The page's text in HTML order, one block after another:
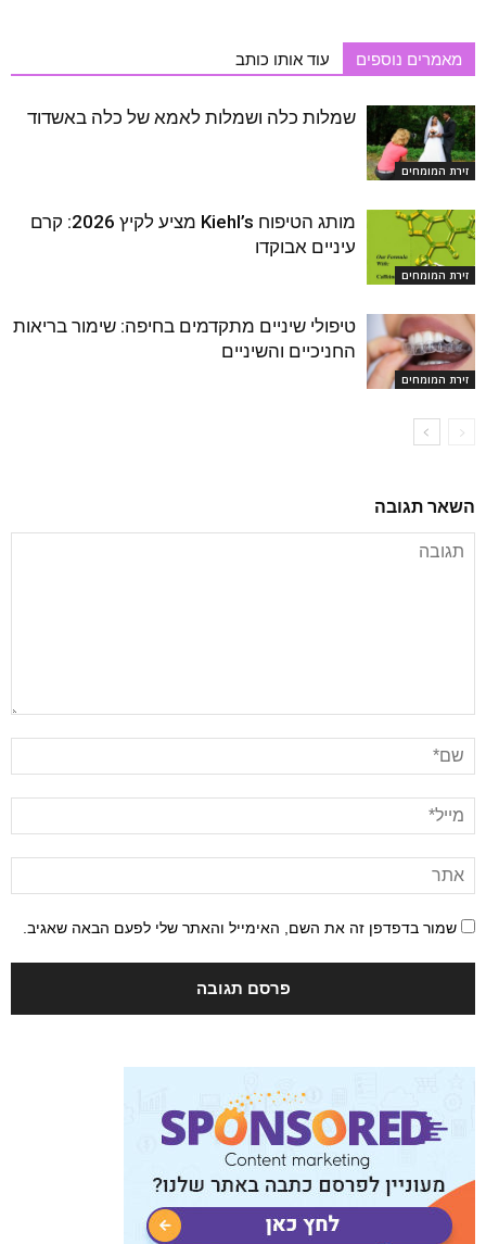
מאמרים נוספים עוד אותו כותב
זירת המומחים
שמלות כלה ושמלות לאמא של כלה באשדוד
זירת המומחים
מותג הטיפוח Kiehl’s מציע לקיץ 2026: קרם
עיניים אבוקדו
זירת המומחים
טיפולי שיניים מתקדמים בחיפה: שימור בריאות
החניכיים והשיניים
השאר תגובה
שמור בדפדפן זה את השם, האימייל והאתר שלי לפעם הבאה שאגיב.